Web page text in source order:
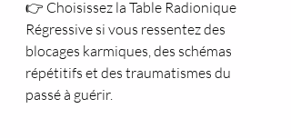
👉 Choisissez la Table Radionique
Régressive si vous ressentez des
blocages karmiques, des schémas
répétitifs et des traumatismes du
passé à guérir.